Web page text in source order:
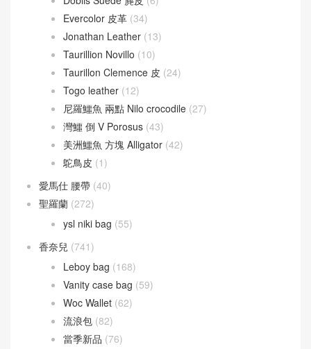
Evercolor 皮革 (34)
Jonathan Leather (13)
Taurillion Novillo (10)
Taurillon Clemence 皮 (24)
Togo leather (12)
尼羅鱷魚 兩點 Nilo crocodile (27)
灣鱷 倒 V Porosus (43)
美洲鱷魚 方塊 Alligator (42)
鴕鳥皮 (1)
愛馬仕 腰帶 (40)
聖羅蘭 (272)
ysl niki bag (55)
香奈兒 (741)
Leboy bag (168)
Vanity case bag (59)
Woc Wallet (62)
流浪包 (82)
當季新品 (76)